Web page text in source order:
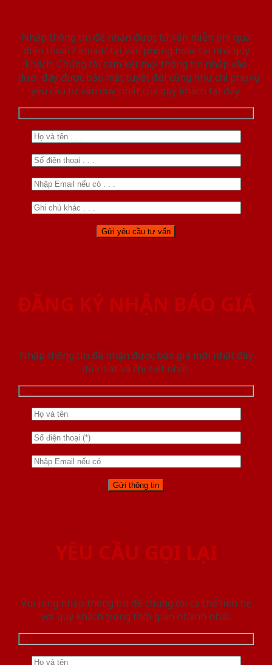
Nhập thông tin để nhận được tư vấn miễn phí qua
điện thoại / email/ tại văn phòng hoặc tại nhà quý
khách. Chúng tôi cam kết mọi thông tin nhập vào
dưới đây được bảo mật tuyệt đối cũng như chỉ phục vụ
yêu cầu tư vấn duy nhất của quý khách tại đây.
ĐĂNG KÝ NHẬN BÁO GIÁ
Nhập thông tin để nhận được báo giá mới nhât đầy
đủ nhất và chi tiết nhất.
YÊU CẦU GỌI LẠI
Vui lòng nhập thông tin để chúng tôi có thể liên hệ
với quý khách trong thời gian nhanh nhất.